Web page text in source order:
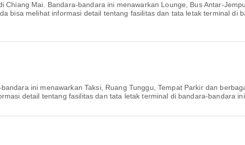
Chiang Mai. Bandara-bandara ini menawarkan Lounge, Bus Antar-
bisa melihat informasi detail tentang fasilitas dan tata letak terminal di
ini menawarkan Taksi, Ruang Tunggu, Tempat Parkir dan
detail tentang fasilitas dan tata letak terminal di bandara-bandara ini.